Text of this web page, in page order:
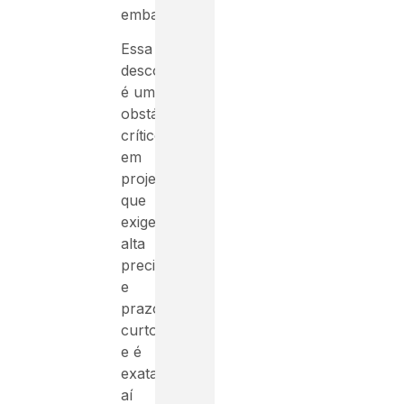
embasadas.
Essa
desconexão
é um
obstáculo
crítico
em
projetos
que
exigem
alta
precisão
e
prazos
curtos
e é
exatamente
aí